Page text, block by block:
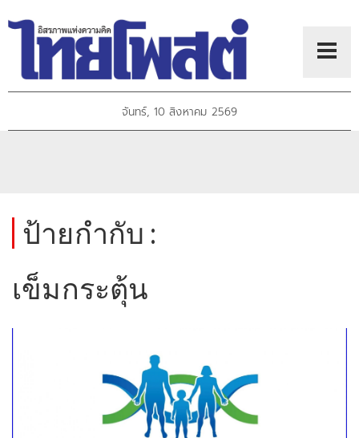
จันทร์, 10 สิงหาคม 2569
ป้ายกำกับ :
เข็มกระตุ้น